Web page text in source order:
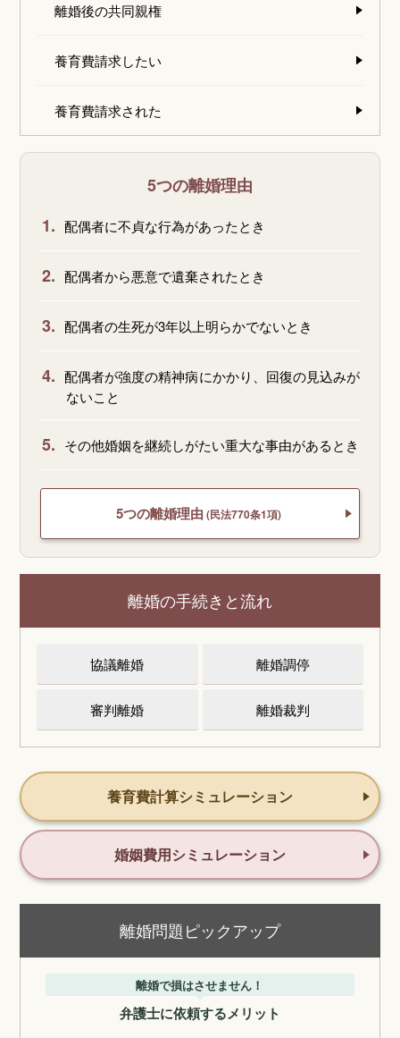
離婚後の共同親権
養育費請求したい
養育費請求された
5つの離婚理由
1. 配偶者に不貞な行為があったとき
2. 配偶者から悪意で遺棄されたとき
3. 配偶者の生死が3年以上明らかでないとき
4. 配偶者が強度の精神病にかかり、回復の見込みが
ないこと
5. その他婚姻を継続しがたい重大な事由があるとき
5つの離婚理由 (民法770条1項)
離婚の手続きと流れ
協議離婚 離婚調停
審判離婚 離婚裁判
養育費計算シミュレーション
婚姻費用シミュレーション
離婚問題ピックアップ
離婚で損はさせません！
弁護士に依頼するメリット